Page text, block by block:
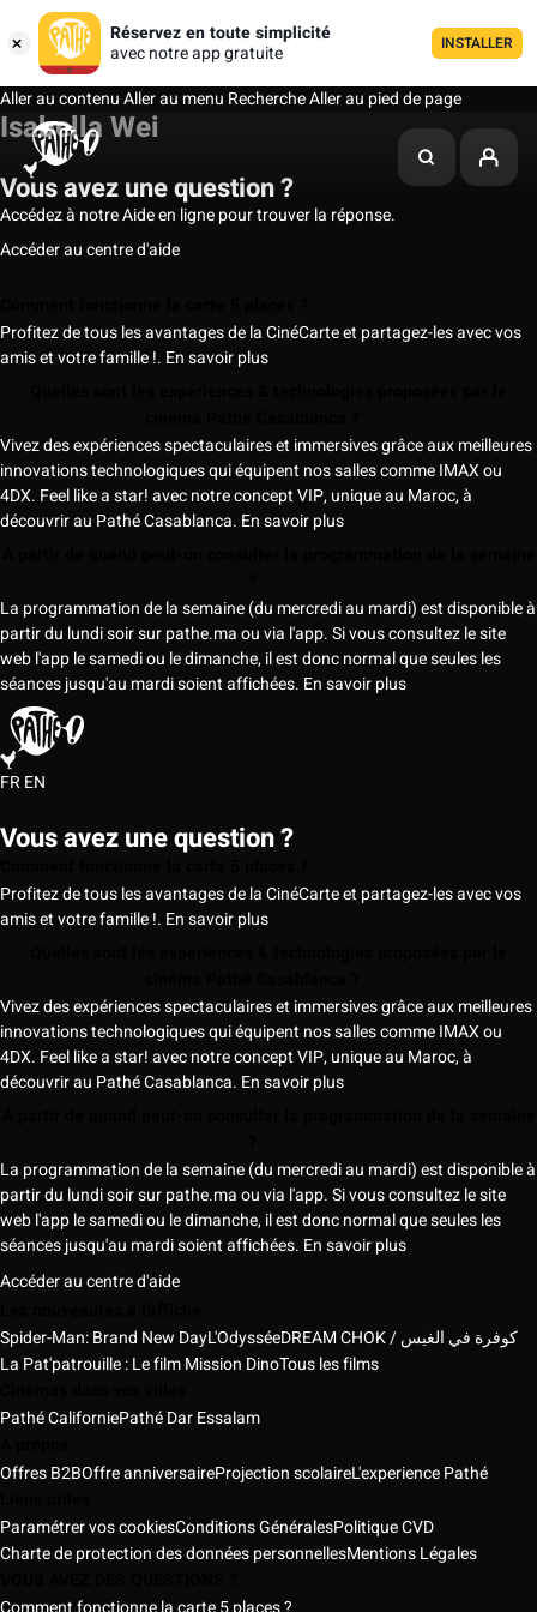
Réservez en toute simplicité
avec notre app gratuite
INSTALLER
Aller au contenuAller au menu RechercheAller au pied de page
Isabella Wei
Vous avez une question ?
Accédez à notre Aide en ligne pour trouver la réponse.
Accéder au centre d'aide
Profitez de tous les avantages de la CinéCarte et partagez-les avec vos
amis et votre famille !. En savoir plus
Vivez des expériences spectaculaires et immersives grâce aux meilleures
innovations technologiques qui équipent nos salles comme IMAX ou
4DX. Feel like a star! avec notre concept VIP, unique au Maroc, à
découvrir au Pathé Casablanca. En savoir plus
La programmation de la semaine (du mercredi au mardi) est disponible à
partir du lundi soir sur pathe.ma ou via l'app. Si vous consultez le site
web l'app le samedi ou le dimanche, il est donc normal que seules les
séances jusqu'au mardi soient affichées. En savoir plus
FREN
Vous avez une question ?
Profitez de tous les avantages de la CinéCarte et partagez-les avec vos
amis et votre famille !. En savoir plus
Vivez des expériences spectaculaires et immersives grâce aux meilleures
innovations technologiques qui équipent nos salles comme IMAX ou
4DX. Feel like a star! avec notre concept VIP, unique au Maroc, à
découvrir au Pathé Casablanca. En savoir plus
La programmation de la semaine (du mercredi au mardi) est disponible à
partir du lundi soir sur pathe.ma ou via l'app. Si vous consultez le site
web l'app le samedi ou le dimanche, il est donc normal que seules les
séances jusqu'au mardi soient affichées. En savoir plus
Accéder au centre d'aide
Spider-Man: Brand New DayL'Odyssée
DREAM CHOK / كوفرة في الغيس
La Pat'patrouille : Le film Mission DinoTous les films
Pathé CaliforniePathé Dar Essalam
Offres B2BOffre anniversaireProjection scolaireL'experience Pathé
Paramétrer vos cookiesConditions GénéralesPolitique CVD
Charte de protection des données personnellesMentions Légales